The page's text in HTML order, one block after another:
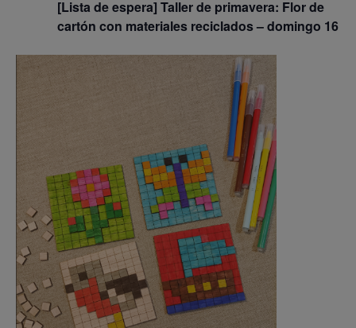
[Lista de espera] Taller de primavera: Flor de
cartón con materiales reciclados – domingo 16